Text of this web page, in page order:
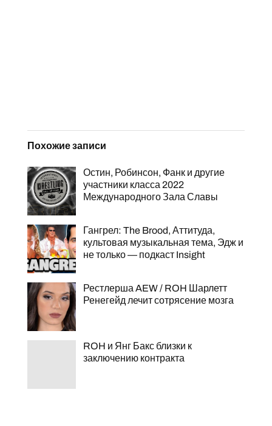
Похожие записи
Остин, Робинсон, Фанк и другие
участники класса 2022
Международного Зала Славы
Гангрел: The Brood, Аттитуда,
культовая музыкальная тема, Эдж и
не только — подкаст Insight
Рестлерша AEW / ROH Шарлетт
Ренегейд лечит сотрясение мозга
ROH и Янг Бакс близки к
заключению контракта